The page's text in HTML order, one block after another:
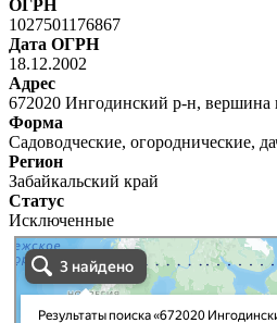
ОГРН
1027501176867
Дата ОГРН
18.12.2002
Адрес
672020 Ингодинский р-н,
Форма
Садоводческие, огороднические,
Регион
Забайкальский край
Статус
Исключенные